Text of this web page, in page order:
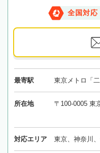
全国対応
最寄駅 東京メトロ「
所在地 〒100-0005 東
対応エリア 東京、神奈川